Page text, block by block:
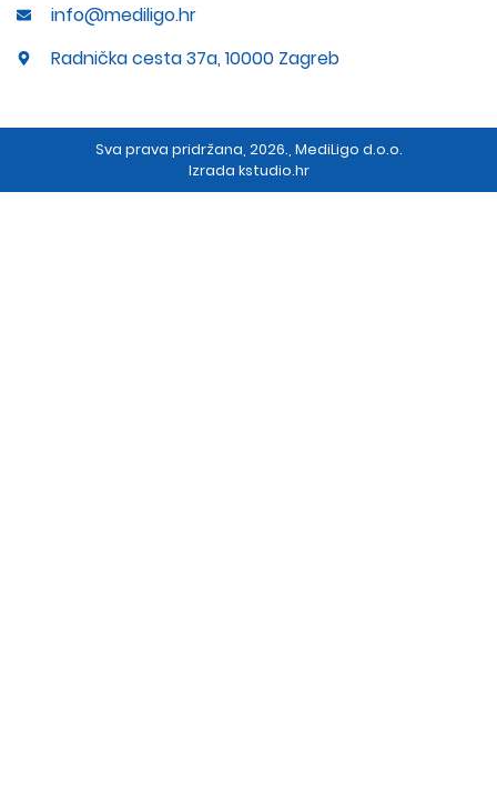
info@mediligo.hr
Radnička cesta 37a, 10000 Zagreb
Sva prava pridržana, 2026., MediLigo d.o.o.
Izrada kstudio.hr